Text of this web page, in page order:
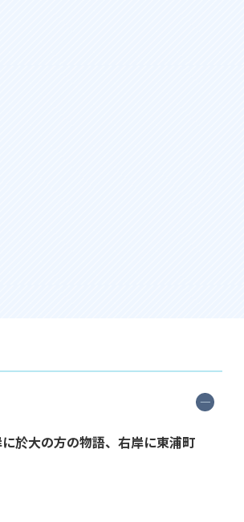
於大の方の物語、右岸に東浦町